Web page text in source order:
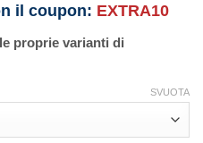
il coupon: EXTRA10
proprie varianti di
SVUOTA